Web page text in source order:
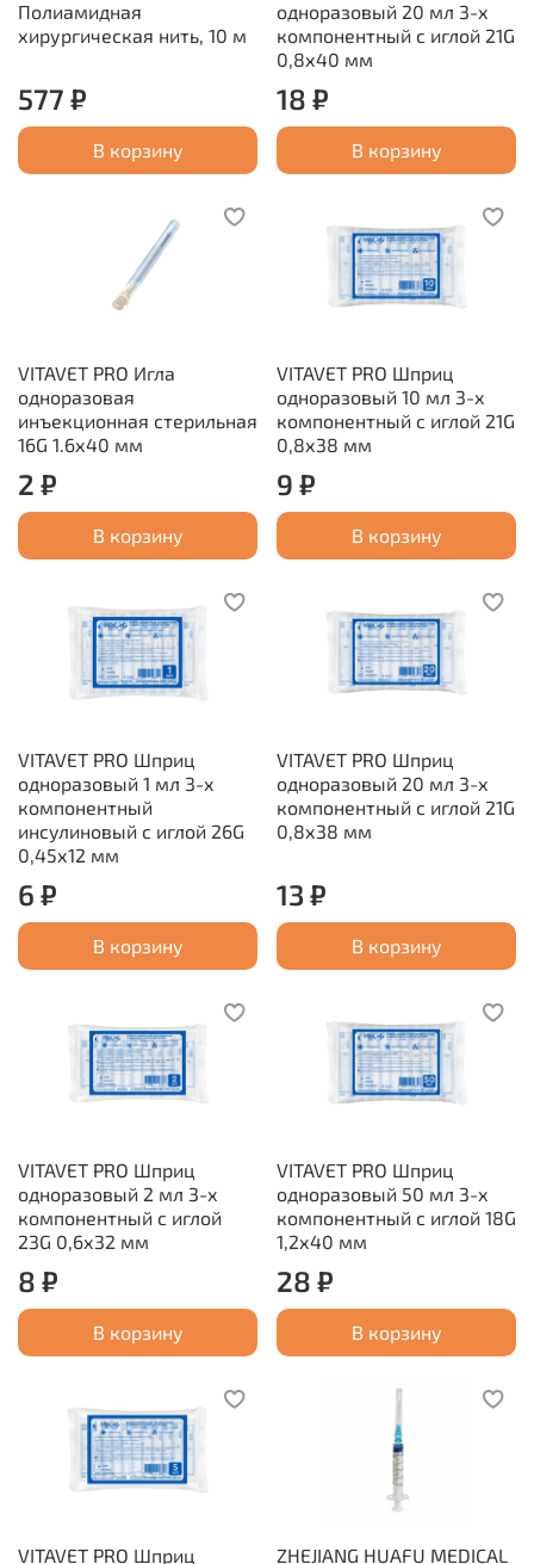
Полиамидная
хирургическая нить, 10 м
577 ₽
В корзину
одноразовый 20 мл 3-х
компонентный с иглой 21G
0,8х40 мм
18 ₽
В корзину
VITAVET PRO Игла
одноразовая
инъекционная стерильная
16G 1.6х40 мм
2 ₽
В корзину
VITAVET PRO Шприц
одноразовый 10 мл 3-х
компонентный с иглой 21G
0,8х38 мм
9 ₽
В корзину
VITAVET PRO Шприц
одноразовый 1 мл 3-х
компонентный
инсулиновый с иглой 26G
0,45х12 мм
6 ₽
В корзину
VITAVET PRO Шприц
одноразовый 20 мл 3-х
компонентный с иглой 21G
0,8х38 мм
13 ₽
В корзину
VITAVET PRO Шприц
одноразовый 2 мл 3-х
компонентный с иглой
23G 0,6х32 мм
8 ₽
В корзину
VITAVET PRO Шприц
одноразовый 50 мл 3-х
компонентный с иглой 18G
1,2х40 мм
28 ₽
В корзину
VITAVET PRO Шприц ZHEJIANG HUAFU MEDICAL